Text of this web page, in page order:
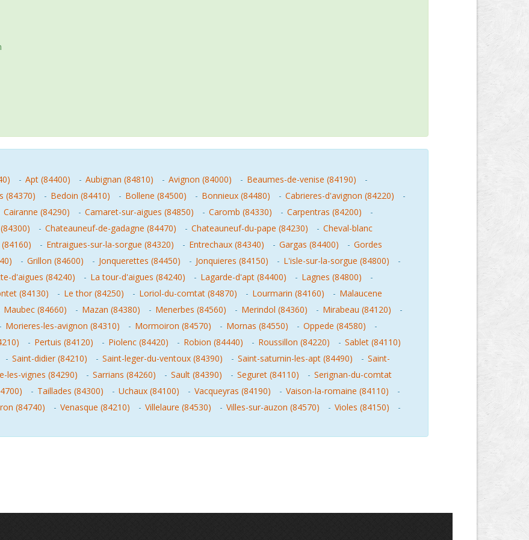
- Apt (84400) - Aubignan (84810) - Avignon (84000) - Beaumes-de-venise (84190)
-
(84370) - Bedoin (84410) - Bollene (84500) - Bonnieux (84480) - Cabrieres-d'avignon (84220)
-
Cairanne (84290) - Camaret-sur-aigues (84850) - Caromb (84330) - Carpentras (84200)
-
- Chateauneuf-de-gadagne (84470) - Chateauneuf-du-pape (84230) - Cheval-blanc
- Entraigues-sur-la-sorgue (84320) - Entrechaux (84340) - Gargas (84400) - Gordes
- Grillon (84600) - Jonquerettes (84450) - Jonquieres (84150) - L'isle-sur-la-sorgue (84800)
-
d'aigues (84240) - La tour-d'aigues (84240) - Lagarde-d'apt (84400) - Lagnes (84800)
-
(84130) - Le thor (84250) - Loriol-du-comtat (84870) - Lourmarin (84160) - Malaucene
Maubec (84660) - Mazan (84380) - Menerbes (84560) - Merindol (84360) - Mirabeau (84120)
-
- Morieres-les-avignon (84310) - Mormoiron (84570) - Mornas (84550) - Oppede (84580)
-
- Pertuis (84120) - Piolenc (84420) - Robion (84440) - Roussillon (84220) - Sablet (84110)
- Saint-didier (84210) - Saint-leger-du-ventoux (84390) - Saint-saturnin-les-apt (84490) - Saint-
les-vignes (84290) - Sarrians (84260) - Sault (84390) - Seguret (84110) - Serignan-du-comtat
- Taillades (84300) - Uchaux (84100) - Vacqueyras (84190) - Vaison-la-romaine (84110)
-
(84740) - Venasque (84210) - Villelaure (84530) - Villes-sur-auzon (84570) - Violes (84150)
-